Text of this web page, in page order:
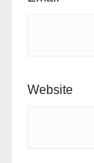
Website